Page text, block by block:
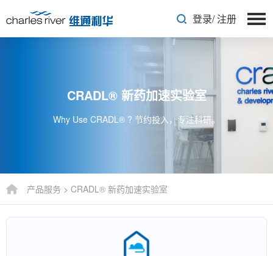
登录/注册
CRADL® 新药加速实验室
Why Use CRADL® ? 节约投入，专注科研。
产品服务 > CRADL® 新药加速实验室